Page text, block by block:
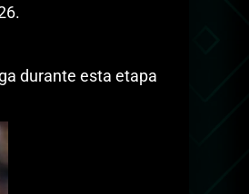
durante esta etapa